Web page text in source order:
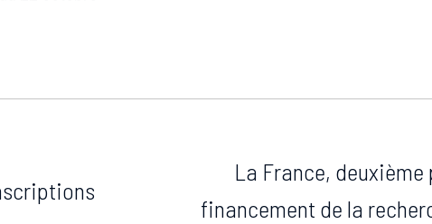
La France, deuxième
financement de la